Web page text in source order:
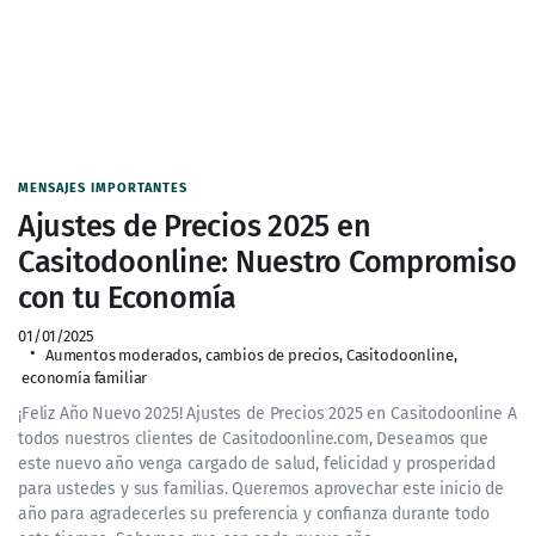
MENSAJES IMPORTANTES
Ajustes de Precios 2025 en
Casitodoonline: Nuestro Compromiso
con tu Economía
01/01/2025
Aumentos moderados, cambios de precios, Casitodoonline,
economía familiar
¡Feliz Año Nuevo 2025! Ajustes de Precios 2025 en Casitodoonline A
todos nuestros clientes de Casitodoonline.com, Deseamos que
este nuevo año venga cargado de salud, felicidad y prosperidad
para ustedes y sus familias. Queremos aprovechar este inicio de
año para agradecerles su preferencia y confianza durante todo